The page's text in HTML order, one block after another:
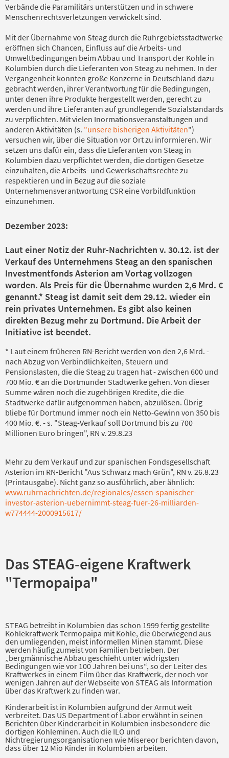
Verbände die Paramilitärs unterstützen und in schwere
Menschenrechtsverletzungen verwickelt sind.
Mit der Übernahme von Steag durch die Ruhrgebietsstadtwerke
eröffnen sich Chancen, Einfluss auf die Arbeits- und
Umweltbedingungen beim Abbau und Transport der Kohle in
Kolumbien durch die Lieferanten von Steag zu nehmen. In der
Vergangenheit konnten große Konzerne in Deutschland dazu
gebracht werden, ihrer Verantwortung für die Bedingungen,
unter denen ihre Produkte hergestellt werden, gerecht zu
werden und ihre Lieferanten auf grundlegende Sozialstandards
zu verpflichten. Mit vielen Inormationsveranstaltungen und
anderen Aktivitäten (s. "unsere bisherigen Aktivitäten")
versuchen wir, über die Situation vor Ort zu informieren. Wir
setzen uns dafür ein, dass die Lieferanten von Steag in
Kolumbien dazu verpflichtet werden, die dortigen Gesetze
einzuhalten, die Arbeits- und Gewerkschaftsrechte zu
respektieren und in Bezug auf die soziale
Unternehmensverantwortung CSR eine Vorbildfunktion
einzunehmen.
Dezember 2023:
Laut einer Notiz der Ruhr-Nachrichten v. 30.12. ist der
Verkauf des Unternehmens Steag an den spanischen
Investmentfonds Asterion am Vortag vollzogen
worden. Als Preis für die Übernahme wurden 2,6 Mrd. €
genannt.* Steag ist damit seit dem 29.12. wieder ein
rein privates Unternehmen. Es gibt also keinen
direkten Bezug mehr zu Dortmund. Die Arbeit der
Initiative ist beendet.
* Laut einem früheren RN-Bericht werden von den 2,6 Mrd. -
nach Abzug von Verbindlichkeiten, Steuern und
Pensionslasten, die die Steag zu tragen hat - zwischen 600 und
700 Mio. € an die Dortmunder Stadtwerke gehen. Von dieser
Summe wären noch die zugehörigen Kredite, die die
Stadtwerke dafür aufgenommen haben, abzulösen. Übrig
bliebe für Dortmund immer noch ein Netto-Gewinn von 350 bis
400 Mio. €. - s. "Steag-Verkauf soll Dortmund bis zu 700
Millionen Euro bringen", RN v. 29.8.23
Mehr zu dem Verkauf und zur spanischen Fondsgesellschaft
Asterion im RN-Bericht "Aus Schwarz mach Grün", RN v. 26.8.23
(Printausgabe). Nicht ganz so ausführlich, aber ähnlich:
www.ruhrnachrichten.de/regionales/essen-spanischer-
investor-asterion-uebernimmt-steag-fuer-26-milliarden-
w774444-2000915617/
Das STEAG-eigene Kraftwerk
"Termopaipa"
STEAG betreibt in Kolumbien das schon 1999 fertig gestellte
Kohlekraftwerk Termopaipa mit Kohle, die überwiegend aus
den umliegenden, meist informellen Minen stammt. Diese
werden häufig zumeist von Familien betrieben. Der
„bergmännische Abbau geschieht unter widrigsten
Bedingungen wie vor 100 Jahren bei uns“, so der Leiter des
Kraftwerkes in einem Film über das Kraftwerk, der noch vor
wenigen Jahren auf der Webseite von STEAG als Information
über das Kraftwerk zu finden war.
Kinderarbeit ist in Kolumbien aufgrund der Armut weit
verbreitet. Das US Department of Labor erwähnt in seinen
Berichten über Kinderarbeit in Kolumbien insbesondere die
dortigen Kohleminen. Auch die ILO und
Nichtregierungsorganisationen wie Misereor berichten davon,
dass über 12 Mio Kinder in Kolumbien arbeiten.